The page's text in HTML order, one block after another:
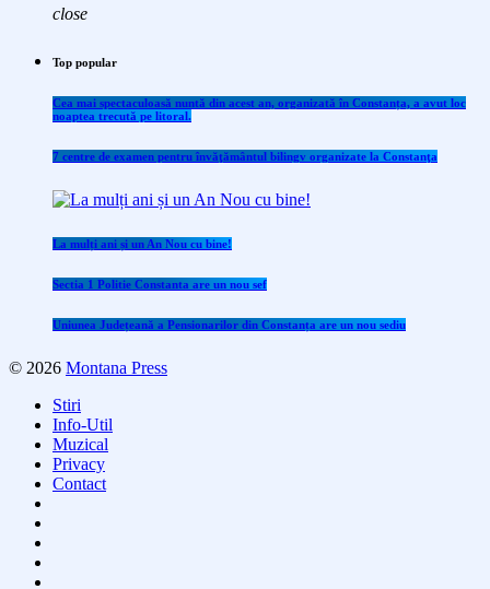
close
Top popular
Cea mai spectaculoasă nuntă din acest an, organizată în Constanța, a avut loc
noaptea trecută pe litoral.
7 centre de examen pentru învăţământul bilingv organizate la Constanţa
La mulți ani și un An Nou cu bine!
Sectia 1 Politie Constanta are un nou sef
Uniunea Județeană a Pensionarilor din Constanța are un nou sediu
© 2026 Montana Press
Stiri
Info-Util
Muzical
Privacy
Contact